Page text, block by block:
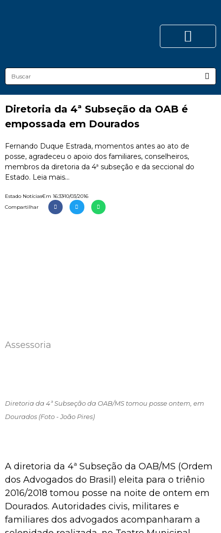
Diretoria da 4ª Subseção da OAB é
empossada em Dourados
Fernando Duque Estrada, momentos antes ao ato de
posse, agradeceu o apoio dos familiares, conselheiros,
membros da diretoria da 4ª subseção e da seccional do
Estado. Leia mais...
Estado NotíciasEm 16:3310/03/2016
Compartilhar
Assessoria
Diretoria da 4ª Subseção da OAB/MS tomou posse ontem, em
Dourados (Foto - João Pires)
A diretoria da 4ª Subseção da OAB/MS (Ordem
dos Advogados do Brasil) eleita para o triênio
2016/2018 tomou posse na noite de ontem em
Dourados. Autoridades civis, militares e
familiares dos advogados acompanharam a